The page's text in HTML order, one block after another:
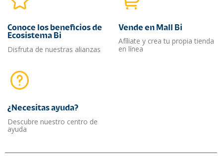
Conoce los beneficios de
Ecosistema Bi
Disfruta de nuestras alianzas
Vende en Mall Bi
Afíliate y crea tu propia tienda
en línea
¿Necesitas ayuda?​
Descubre nuestro centro de
ayuda